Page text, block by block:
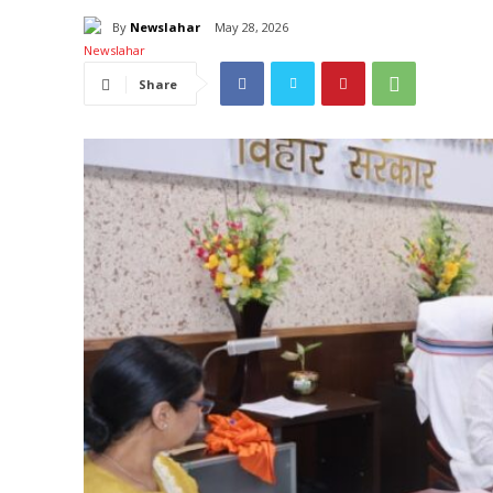
By Newslahar May 28, 2026
Share